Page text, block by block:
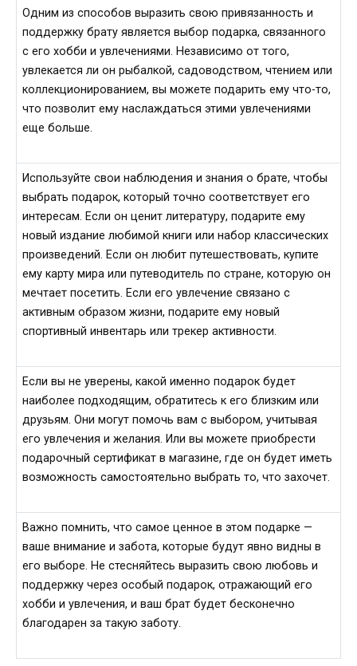
Одним из способов выразить свою привязанность и
поддержку брату является выбор подарка, связанного
с его хобби и увлечениями. Независимо от того,
увлекается ли он рыбалкой, садоводством, чтением или
коллекционированием, вы можете подарить ему что-то,
что позволит ему наслаждаться этими увлечениями
еще больше.
Используйте свои наблюдения и знания о брате, чтобы
выбрать подарок, который точно соответствует его
интересам. Если он ценит литературу, подарите ему
новый издание любимой книги или набор классических
произведений. Если он любит путешествовать, купите
ему карту мира или путеводитель по стране, которую он
мечтает посетить. Если его увлечение связано с
активным образом жизни, подарите ему новый
спортивный инвентарь или трекер активности.
Если вы не уверены, какой именно подарок будет
наиболее подходящим, обратитесь к его близким или
друзьям. Они могут помочь вам с выбором, учитывая
его увлечения и желания. Или вы можете приобрести
подарочный сертификат в магазине, где он будет иметь
возможность самостоятельно выбрать то, что захочет.
Важно помнить, что самое ценное в этом подарке —
ваше внимание и забота, которые будут явно видны в
его выборе. Не стесняйтесь выразить свою любовь и
поддержку через особый подарок, отражающий его
хобби и увлечения, и ваш брат будет бесконечно
благодарен за такую заботу.